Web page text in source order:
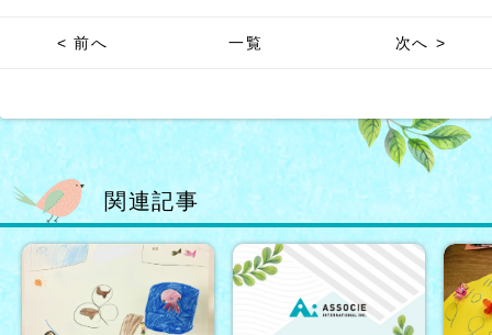
< 前へ 一覧 次へ >
関連記事